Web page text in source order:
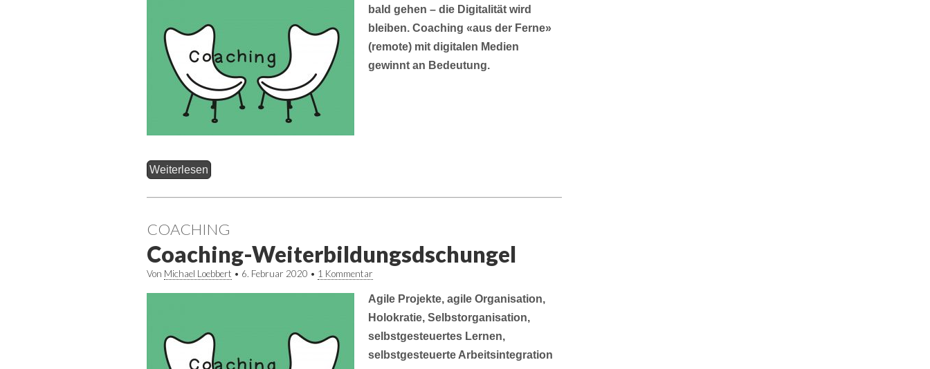
bald gehen – die Digitalität wird
bleiben. Coaching «aus der Ferne»
(remote) mit digitalen Medien
gewinnt an Bedeutung.
Weiterlesen
COACHING
Coaching-Weiterbildungsdschungel
Von Michael Loebbert • 6. Februar 2020 • 1 Kommentar
Agile Projekte, agile Organisation,
Holokratie, Selbstorganisation,
selbstgesteuertes Lernen,
selbstgesteuerte Arbeitsintegration